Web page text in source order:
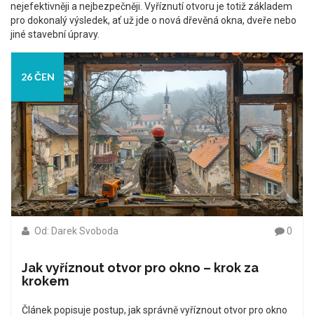
nejefektivněji a nejbezpečněji. Vyříznutí otvoru je totiž základem
pro dokonalý výsledek, ať už jde o nová dřevěná okna, dveře nebo
jiné stavební úpravy.
26 ČEN
Od: Darek Svoboda 0
Jak vyříznout otvor pro okno – krok za
krokem
Článek popisuje postup, jak správně vyříznout otvor pro okno